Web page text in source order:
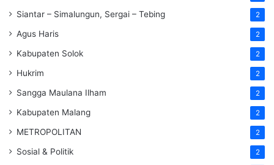
Siantar – Simalungun, Sergai – Tebing 2
Agus Haris 2
Kabupaten Solok 2
Hukrim 2
Sangga Maulana Ilham 2
Kabupaten Malang 2
METROPOLITAN 2
Sosial & Politik 2